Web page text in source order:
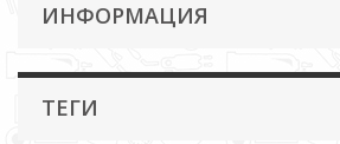
ИНФОРМАЦИЯ
ТЕГИ